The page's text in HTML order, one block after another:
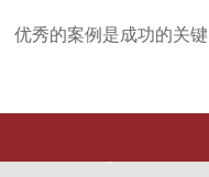
优秀的案例是成功的关键